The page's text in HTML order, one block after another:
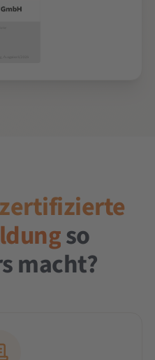
zertifizierte
so
macht?